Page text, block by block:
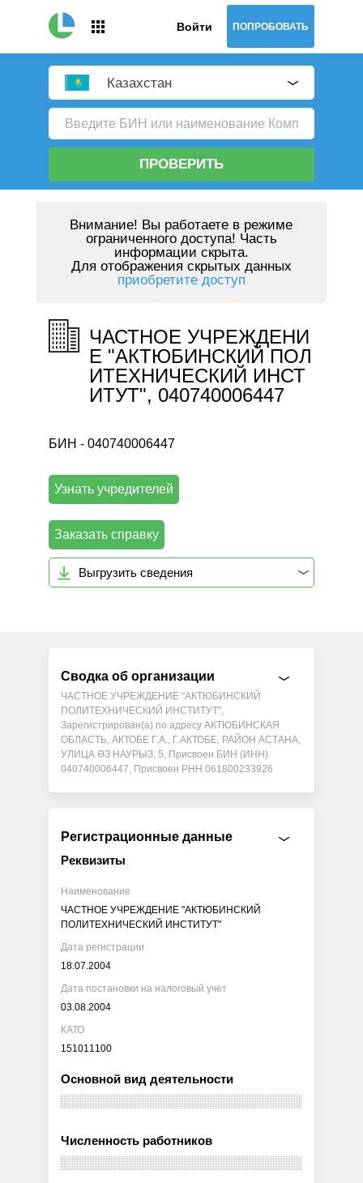
Войти ПОПРОБОВАТЬ
Казахстан
ПРОВЕРИТЬ
Внимание! Вы работаете в режиме
ограниченного доступа! Часть
информации скрыта.
Для отображения скрытых данных
приобретите доступ
ЧАСТНОЕ УЧРЕЖДЕНИ
Е "АКТЮБИНСКИЙ ПОЛ
ИТЕХНИЧЕСКИЙ ИНСТ
ИТУТ", 040740006447
БИН - 040740006447
Узнать учредителей
Заказать справку
Выгрузить сведения
Сводка об организации
ЧАСТНОЕ УЧРЕЖДЕНИЕ "АКТЮБИНСКИЙ
ПОЛИТЕХНИЧЕСКИЙ ИНСТИТУТ",
Зарегистрирован(а) по адресу АКТЮБИНСКАЯ
ОБЛАСТЬ, АКТОБЕ Г.А., Г.АКТОБЕ, РАЙОН АСТАНА,
УЛИЦА ӘЗ НАУРЫЗ, 5, Присвоен БИН (ИНН)
040740006447, Присвоен РНН 061800233926
Регистрационные данные
Реквизиты
Наименование
ЧАСТНОЕ УЧРЕЖДЕНИЕ "АКТЮБИНСКИЙ
ПОЛИТЕХНИЧЕСКИЙ ИНСТИТУТ"
Дата регистрации
18.07.2004
Дата постановки на налоговый учет
03.08.2004
КАТО
151011100
Основной вид деятельности
Численность работников